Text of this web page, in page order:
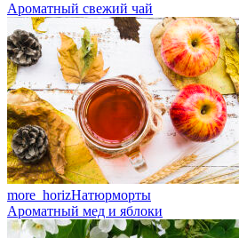
Ароматный свежий чай
more_horizНатюрморты
Ароматный мед и яблоки